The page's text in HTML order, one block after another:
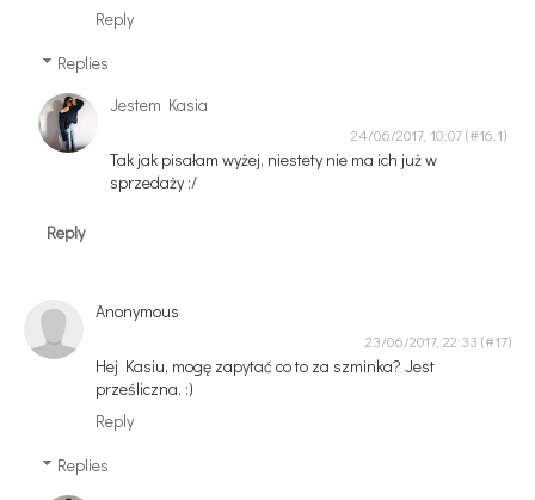
Reply
Replies
Jestem Kasia
24/06/2017, 10:07
Tak jak pisałam wyżej, niestety nie ma ich już w
sprzedaży :/
Reply
Anonymous
23/06/2017, 22:33
Hej Kasiu, mogę zapytać co to za szminka? Jest
prześliczna. :)
Reply
Replies